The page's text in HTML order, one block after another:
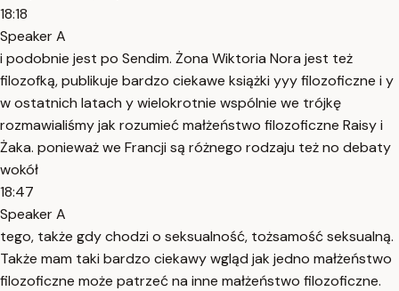
18:18
Speaker A
i podobnie jest po Sendim. Żona Wiktoria Nora jest też
filozofką, publikuje bardzo ciekawe książki yyy filozoficzne i y
w ostatnich latach y wielokrotnie wspólnie we trójkę
rozmawialiśmy jak rozumieć małżeństwo filozoficzne Raisy i
Żaka. ponieważ we Francji są różnego rodzaju też no debaty
wokół
18:47
Speaker A
tego, także gdy chodzi o seksualność, tożsamość seksualną.
Także mam taki bardzo ciekawy wgląd jak jedno małżeństwo
filozoficzne może patrzeć na inne małżeństwo filozoficzne.